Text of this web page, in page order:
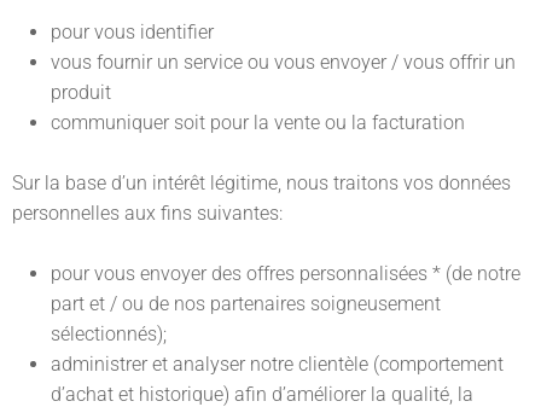
pour vous identifier
vous fournir un service ou vous envoyer / vous offrir un
produit
communiquer soit pour la vente ou la facturation
Sur la base d’un intérêt légitime, nous traitons vos données
personnelles aux fins suivantes:
pour vous envoyer des offres personnalisées * (de notre
part et / ou de nos partenaires soigneusement
sélectionnés);
administrer et analyser notre clientèle (comportement
d’achat et historique) afin d’améliorer la qualité, la